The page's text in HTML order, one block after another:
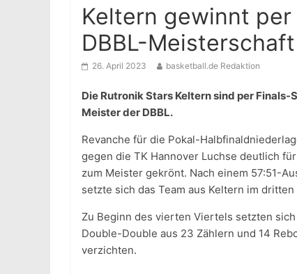
Keltern gewinnt
DBBL-Meisterschaft
26. April 2023 basketball.de Redaktion
Die Rutronik Stars Keltern sind per
Meister der DBBL.
Revanche für die Pokal-
gegen die TK Hannover Luchse deutlich
zum Meister gekrönt. Nach einem 57:51-
setzte sich das Team aus Keltern im
Zu Beginn des vierten Viertels setzten
Double-Double aus 23 Zählern und 14
verzichten.